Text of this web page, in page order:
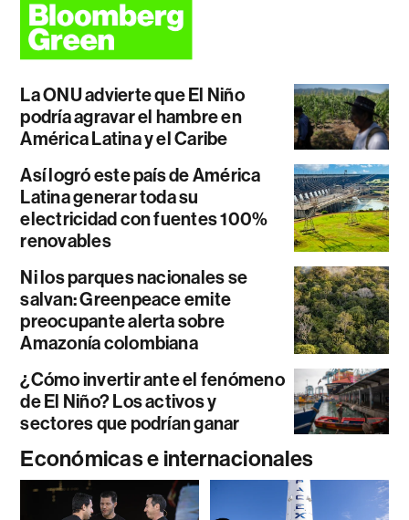
La ONU advierte que El Niño
podría agravar el hambre en
América Latina y el Caribe
Así logró este país de América
Latina generar toda su
electricidad con fuentes 100%
renovables
Ni los parques nacionales se
salvan: Greenpeace emite
preocupante alerta sobre
Amazonía colombiana
¿Cómo invertir ante el fenómeno
de El Niño? Los activos y
sectores que podrían ganar
Económicas e internacionales